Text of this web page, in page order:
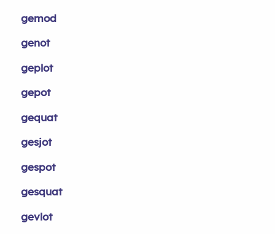
gemod
genot
geplot
gepot
gequat
gesjot
gespot
gesquat
gevlot